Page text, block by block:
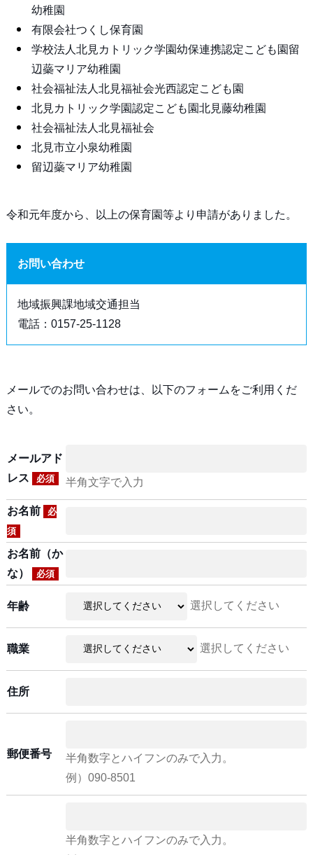
幼稚園
有限会社つくし保育園
学校法人北見カトリック学園幼保連携認定こども園留
辺蘂マリア幼稚園
社会福祉法人北見福祉会光西認定こども園
北見カトリック学園認定こども園北見藤幼稚園
社会福祉法人北見福祉会
北見市立小泉幼稚園
留辺蘂マリア幼稚園
令和元年度から、以上の保育園等より申請がありました。
お問い合わせ
地域振興課地域交通担当
電話：0157-25-1128
メールでのお問い合わせは、以下のフォームをご利用くだ
さい。
メールアド
レス
必須 半角文字で入力
お名前
必
須
お名前（か
な）
必須
年齢 選択してください
職業 選択してください
住所
郵便番号
半角数字とハイフンのみで入力。
例）090-8501
半角数字とハイフンのみで入力。